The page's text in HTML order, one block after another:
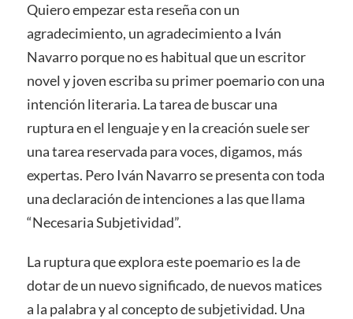
Quiero empezar esta reseña con un
agradecimiento, un agradecimiento a Iván
Navarro porque no es habitual que un escritor
novel y joven escriba su primer poemario con una
intención literaria. La tarea de buscar una
ruptura en el lenguaje y en la creación suele ser
una tarea reservada para voces, digamos, más
expertas. Pero Iván Navarro se presenta con toda
una declaración de intenciones a las que llama
“Necesaria Subjetividad”.
La ruptura que explora este poemario es la de
dotar de un nuevo significado, de nuevos matices
a la palabra y al concepto de subjetividad. Una